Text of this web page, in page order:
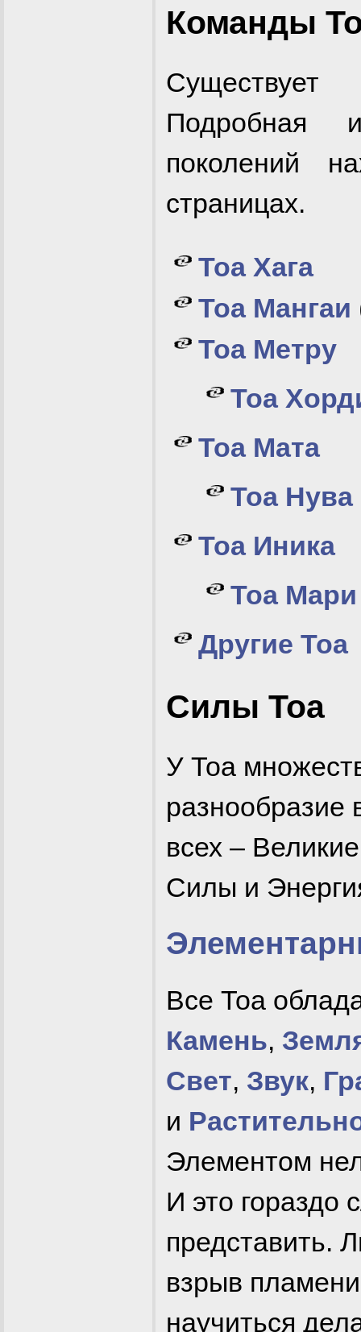
Команды
Существует
Подробная
поколений
страницах.
Тоа Хага
Тоа Мангаи
Тоа Метру
Тоа
Тоа Мата
Тоа Нува
Тоа Иника
Тоа Мари
Другие Тоа
Силы Тоа
У Тоа
разнообразие
всех –
Силы и
Все Тоа
Камень,
Свет, Звук,
и
Элементом
И это гораздо
представить.
взрыв
научиться